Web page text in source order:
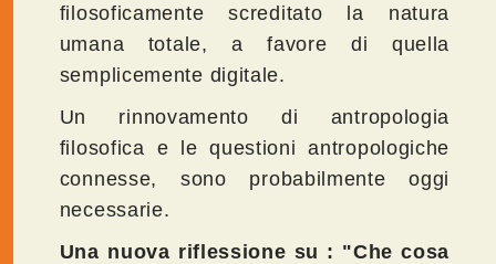
filosoficamente screditato la natura
umana totale, a favore di quella
semplicemente digitale.
Un rinnovamento di antropologia
filosofica e le questioni antropologiche
connesse, sono probabilmente oggi
necessarie.
Una nuova riflessione su : "Che cosa